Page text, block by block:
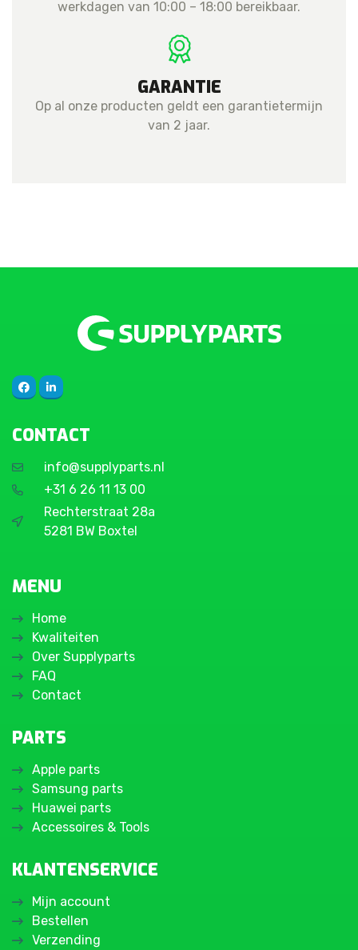
werkdagen van 10:00 – 18:00 bereikbaar.
GARANTIE
Op al onze producten geldt een garantietermijn
van 2 jaar.
CONTACT
info@supplyparts.nl
+31 6 26 11 13 00
Rechterstraat 28a
5281 BW Boxtel
MENU
Home
Kwaliteiten
Over Supplyparts
FAQ
Contact
PARTS
Apple parts
Samsung parts
Huawei parts
Accessoires & Tools
KLANTENSERVICE
Mijn account
Bestellen
Verzending